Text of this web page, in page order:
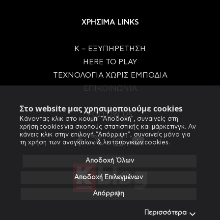
Στο website μας χρησιμοποιούμε cookies
Κάνοντας κλικ στο κουμπί "Αποδοχή", συναινείς στη
χρήση cookies για σκοπούς στατιστικής και μάρκετινγκ. Αν
κάνεις κλικ στην επιλογή "Απόρριψη", συναινείς μόνο για
τη χρήση των αναγκαίων & λειτουργικών cookies.
Αποδοχή Όλων
Αποδοχή Επιλεγμένων
Απόρριψη
Περισσότερα
ΧΡΗΣΙΜΑ LINKS
Κ – ΕΞΥΠΗΡΕΤΗΣΗ
HERE TO PLAY
ΤΕΧΝΟΛΟΓΙΑ ΧΩΡΙΣ ΕΜΠΟΔΙΑ
FOLLOW US